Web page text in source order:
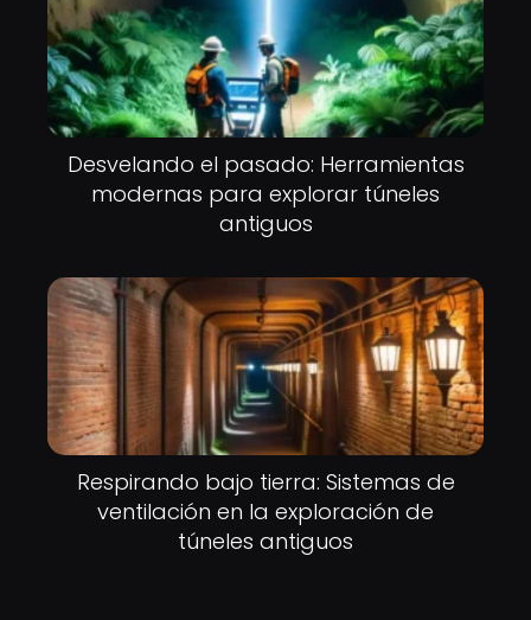
Desvelando el pasado: Herramientas
modernas para explorar túneles
antiguos
Respirando bajo tierra: Sistemas de
ventilación en la exploración de
túneles antiguos